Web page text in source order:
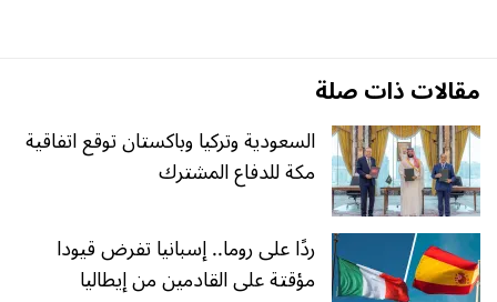
مقالات ذات صلة
السعودية وتركيا وباكستان توقع اتفاقية
مكة للدفاع المشترك
ردًا على روما.. إسبانيا تفرض قيودا
مؤقتة على القادمين من إيطاليا